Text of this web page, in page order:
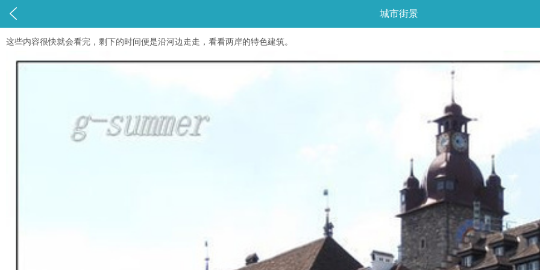
 城市街景
这些内容很快就会看完，剩下的时间便是沿河边走走，看看两岸的特色建筑。